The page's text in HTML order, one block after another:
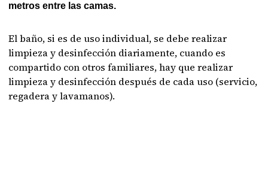
metros entre las camas.
El baño, si es de uso individual, se debe realizar
limpieza y desinfección diariamente, cuando es
compartido con otros familiares, hay que realizar
limpieza y desinfección después de cada uso (servicio,
regadera y lavamanos).